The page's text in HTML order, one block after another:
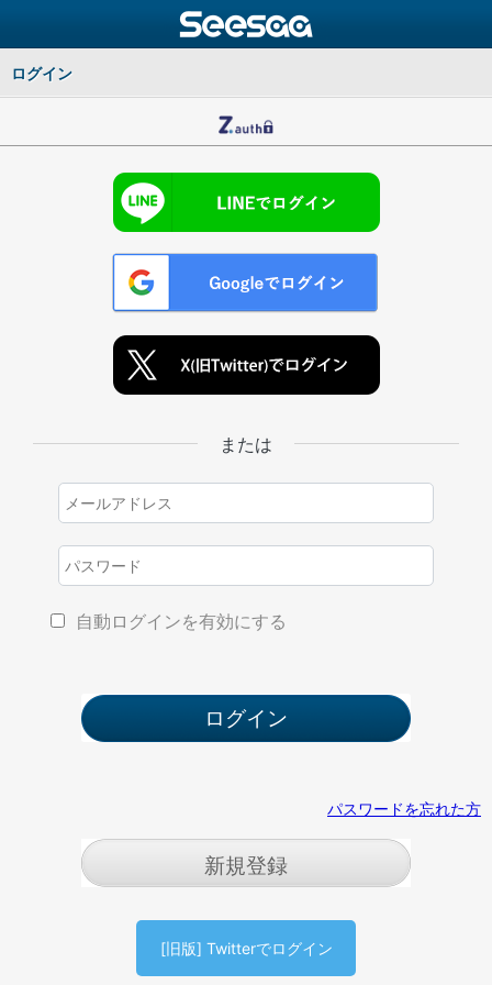
ログイン
または
自動ログインを有効にする
パスワードを忘れた方
新規登録
[旧版] Twitterでログイン